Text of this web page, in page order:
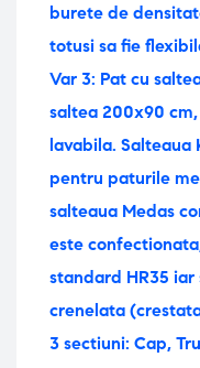
burete de
totusi sa fie
Var 3: Pat cu
saltea 200x90
lavabila. Salteaua
pentru paturile
salteaua Medas
este
standard HR35
crenelata
3 sectiuni: Cap,